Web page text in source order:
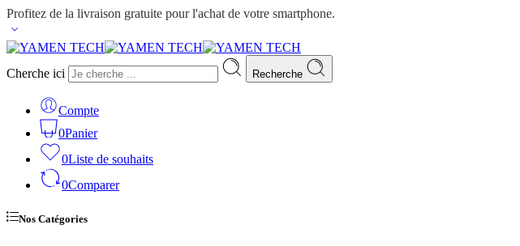
Profitez de la livraison gratuite pour l'achat de votre smartphone.
Cherche ici Recherche
Compte
0Panier
0Liste de souhaits
0Comparer
Nos Catégories